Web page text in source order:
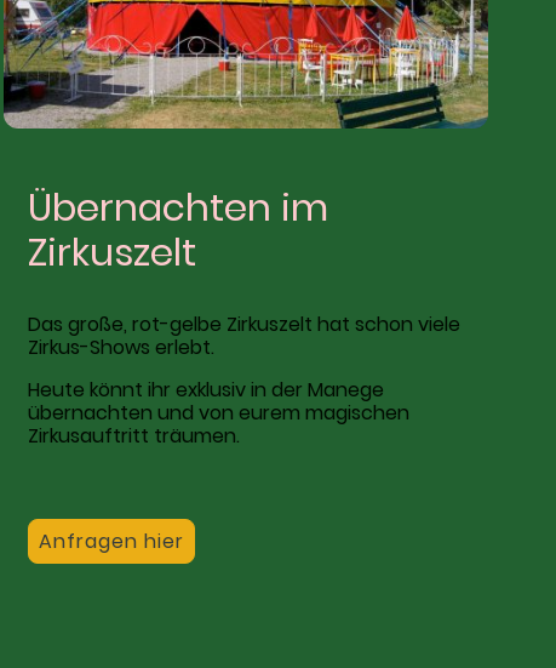
Übernachten im
Zirkuszelt
Das große, rot-gelbe Zirkuszelt hat schon viele
Zirkus-Shows erlebt.
Heute könnt ihr exklusiv in der Manege
übernachten und von eurem magischen
Zirkusauftritt träumen.
Anfragen hier